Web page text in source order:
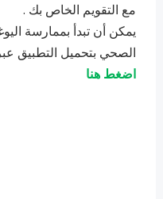
مع التقويم الخاص بك .
يمكن أن تبدأ بممارسة
الصحي بتحميل التطبيق
اضغط هنا